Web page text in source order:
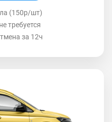
(150р/шт)
требуется
за 12ч